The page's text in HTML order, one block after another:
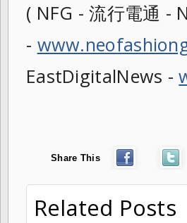
( NFG - 流行電通 -
-
EastDigitalNews -
Share This
Related Posts